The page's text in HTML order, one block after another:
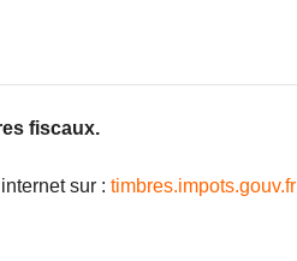
fiscaux.
sur :timbres.impots.gouv.fr